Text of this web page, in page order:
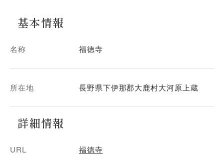
基本情報
名称 福徳寺
所在地 長野県下伊那郡大鹿村大河原上蔵
詳細情報
URL 福徳寺